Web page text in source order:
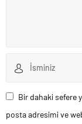
Bir dahaki sefere
posta adresimi ve